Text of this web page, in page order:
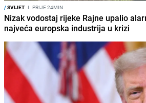
/SVIJET I PRIJE 24MIN
Nizak vodostaj rijeke Rajne upalio
najveća europska industrija u krizi